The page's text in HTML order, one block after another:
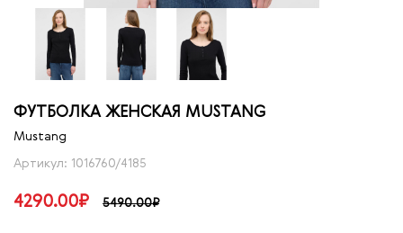
ФУТБОЛКА ЖЕНСКАЯ MUSTANG
Mustang
Артикул: 1016760/4185
4290.00₽ 5490.00₽